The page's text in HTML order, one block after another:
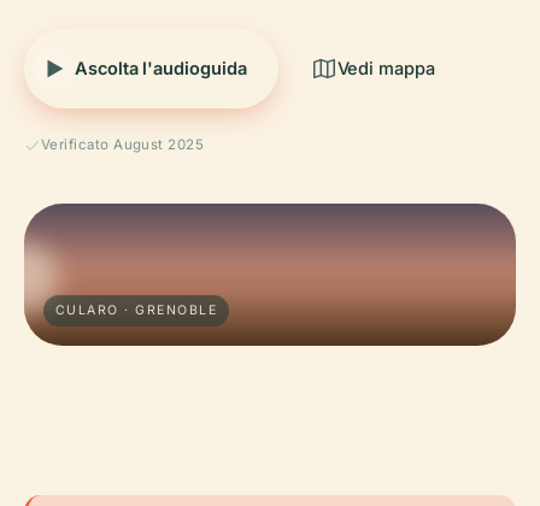
Ascolta l'audioguida Vedi mappa
Verificato August 2025
CULARO · GRENOBLE